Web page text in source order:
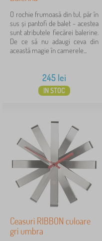
O rochie frumoasă din tul, păr în
sus și pantofi de balet - acestea
sunt atributele fiecărei balerine.
De ce să nu adaugi ceva din
această magie în camerele...
245 lei
IN STOC
Ceasuri RIBBON culoare
gri umbra